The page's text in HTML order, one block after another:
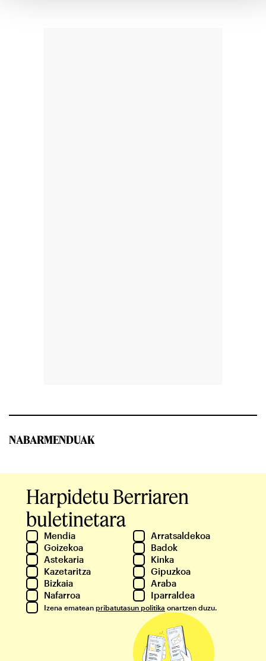
NABARMENDUAK
Harpidetu Berriaren
buletinetara
Mendia
Arratsaldekoa
Goizekoa
Badok
Astekaria
Kinka
Kazetaritza
Gipuzkoa
Bizkaia
Araba
Nafarroa
Iparraldea
Izena ematean pribatutasun politika onartzen duzu.